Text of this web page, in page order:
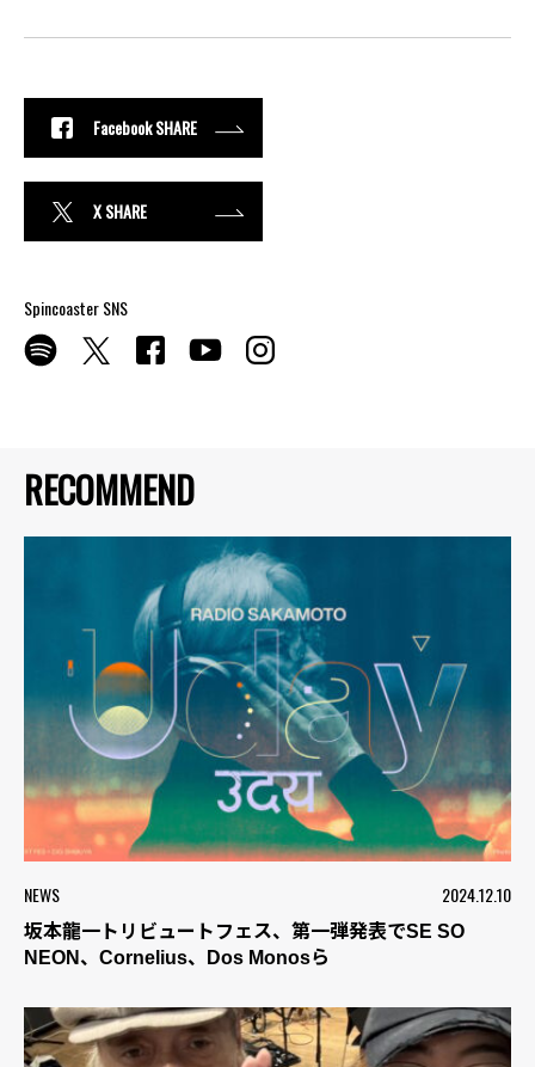
RECOMMEND
NEWS 2024.12.10
坂本龍一トリビュートフェス、第一弾発表でSE SO
NEON、Cornelius、Dos Monosら
Facebook SHARE
X SHARE
Spincoaster SNS